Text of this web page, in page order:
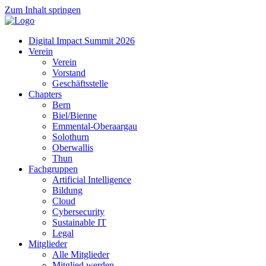
Zum Inhalt springen
Digital Impact Summit 2026
Verein
Verein
Vorstand
Geschäftsstelle
Chapters
Bern
Biel/Bienne
Emmental-Oberaargau
Solothurn
Oberwallis
Thun
Fachgruppen
Artificial Intelligence
Bildung
Cloud
Cybersecurity
Sustainable IT
Legal
Mitglieder
Alle Mitglieder